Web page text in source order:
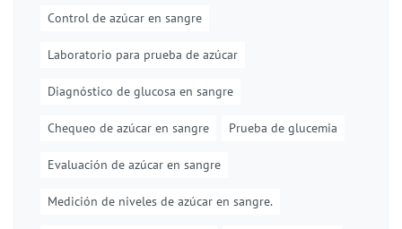
Control de azúcar en sangre
Laboratorio para prueba de azúcar
Diagnóstico de glucosa en sangre
Chequeo de azúcar en sangre Prueba de glucemia
Evaluación de azúcar en sangre
Medición de niveles de azúcar en sangre.